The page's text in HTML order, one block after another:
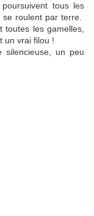
tous les
roulent par terre.
toutes les gamelles,
un vrai filou !
silencieuse, un peu